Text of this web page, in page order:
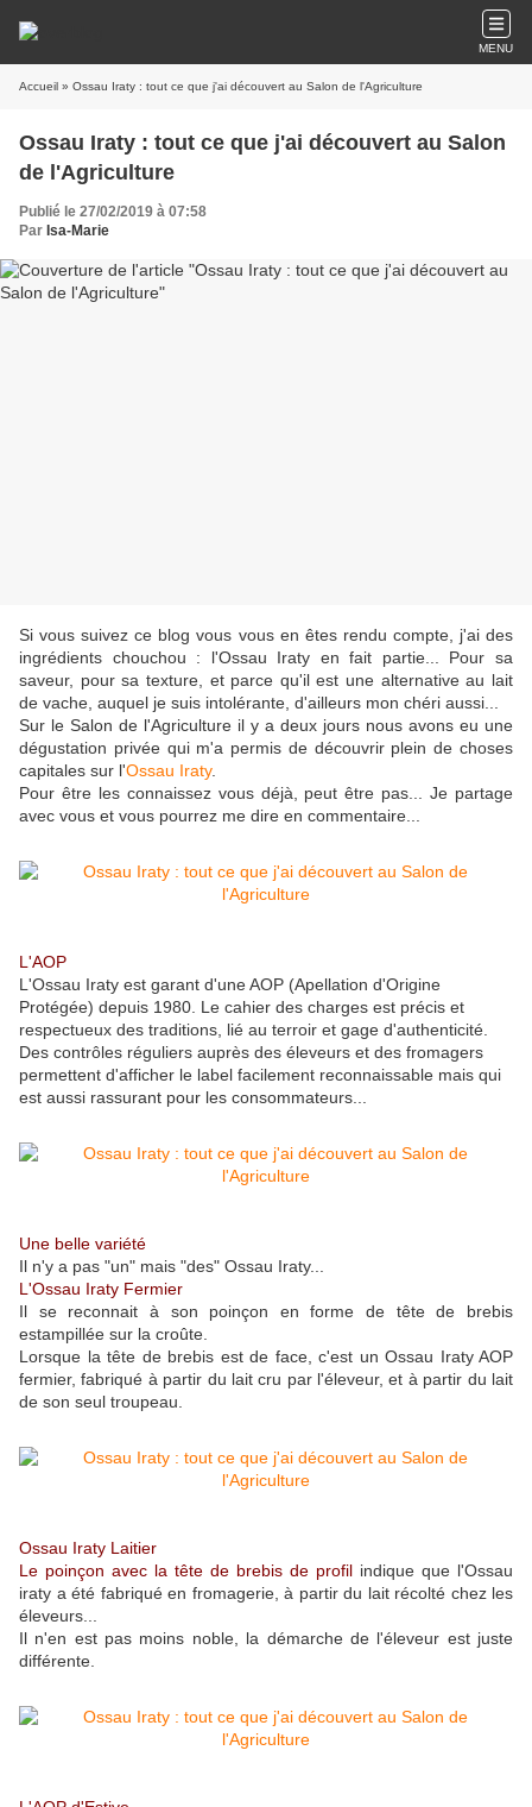
MENU
Accueil » Ossau Iraty : tout ce que j'ai découvert au Salon de l'Agriculture
Ossau Iraty : tout ce que j'ai découvert au Salon
de l'Agriculture
Publié le 27/02/2019 à 07:58
Par Isa-Marie
Si vous suivez ce blog vous vous en êtes rendu compte, j'ai des
ingrédients chouchou : l'Ossau Iraty en fait partie... Pour sa
saveur, pour sa texture, et parce qu'il est une alternative au lait
de vache, auquel je suis intolérante, d'ailleurs mon chéri aussi...
Sur le Salon de l'Agriculture il y a deux jours nous avons eu une
dégustation privée qui m'a permis de découvrir plein de choses
capitales sur l'Ossau Iraty.
Pour être les connaissez vous déjà, peut être pas... Je partage
avec vous et vous pourrez me dire en commentaire...
L'AOP
L'Ossau Iraty est garant d'une AOP (Apellation d'Origine
Protégée) depuis 1980. Le cahier des charges est précis et
respectueux des traditions, lié au terroir et gage d'authenticité.
Des contrôles réguliers auprès des éleveurs et des fromagers
permettent d'afficher le label facilement reconnaissable mais qui
est aussi rassurant pour les consommateurs...
Une belle variété
Il n'y a pas "un" mais "des" Ossau Iraty...
L'Ossau Iraty Fermier
Il se reconnait à son poinçon en forme de tête de brebis
estampillée sur la croûte.
Lorsque la tête de brebis est de face, c'est un Ossau Iraty AOP
fermier, fabriqué à partir du lait cru par l'éleveur, et à partir du lait
de son seul troupeau.
Ossau Iraty Laitier
Le poinçon avec la tête de brebis de profil indique que l'Ossau
iraty a été fabriqué en fromagerie, à partir du lait récolté chez les
éleveurs...
Il n'en est pas moins noble, la démarche de l'éleveur est juste
différente.